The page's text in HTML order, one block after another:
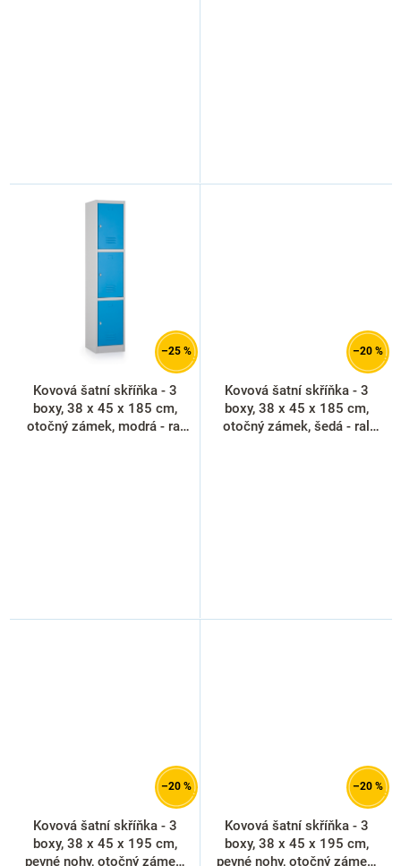
–25 %
Kovová šatní skříňka - 3
boxy, 38 x 45 x 185 cm,
otočný zámek, modrá - ral
–20 %
Kovová šatní skříňka - 3
boxy, 38 x 45 x 185 cm,
otočný zámek, šedá - ral
–20 %
Kovová šatní skříňka - 3
boxy, 38 x 45 x 195 cm,
pevné nohy, otočný zámek,
–20 %
Kovová šatní skříňka - 3
boxy, 38 x 45 x 195 cm,
pevné nohy, otočný zámek,